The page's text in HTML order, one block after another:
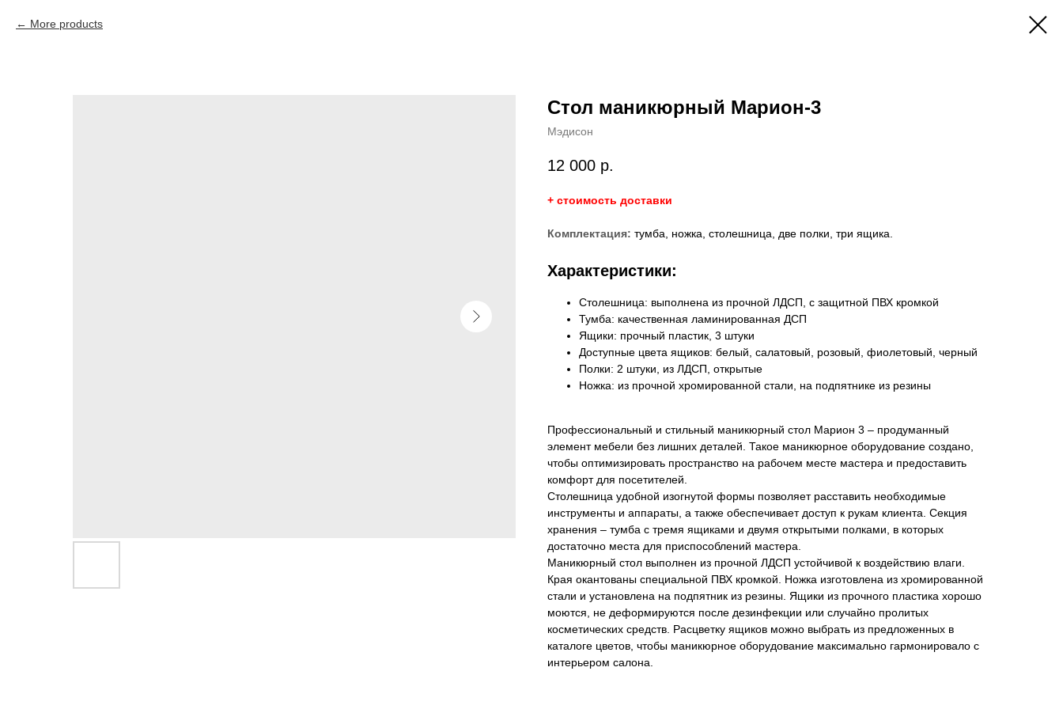
More products
Стол маникюрный Марион-3
Мэдисон
12 000 р.
+ стоимость доставки
Комплектация: тумба, ножка, столешница, две полки, три ящика.
Характеристики:
Столешница: выполнена из прочной ЛДСП, с защитной ПВХ кромкой
Тумба: качественная ламинированная ДСП
Ящики: прочный пластик, 3 штуки
Доступные цвета ящиков: белый, салатовый, розовый, фиолетовый, черный
Полки: 2 штуки, из ЛДСП, открытые
Ножка: из прочной хромированной стали, на подпятнике из резины
Профессиональный и стильный маникюрный стол Марион 3 – продуманный
элемент мебели без лишних деталей. Такое маникюрное оборудование создано,
чтобы оптимизировать пространство на рабочем месте мастера и предоставить
комфорт для посетителей.
Столешница удобной изогнутой формы позволяет расставить необходимые
инструменты и аппараты, а также обеспечивает доступ к рукам клиента. Секция
хранения – тумба с тремя ящиками и двумя открытыми полками, в которых
достаточно места для приспособлений мастера.
Маникюрный стол выполнен из прочной ЛДСП устойчивой к воздействию влаги.
Края окантованы специальной ПВХ кромкой. Ножка изготовлена из хромированной
стали и установлена на подпятник из резины. Ящики из прочного пластика хорошо
моются, не деформируются после дезинфекции или случайно пролитых
косметических средств. Расцветку ящиков можно выбрать из предложенных в
каталоге цветов, чтобы маникюрное оборудование максимально гармонировало с
интерьером салона.